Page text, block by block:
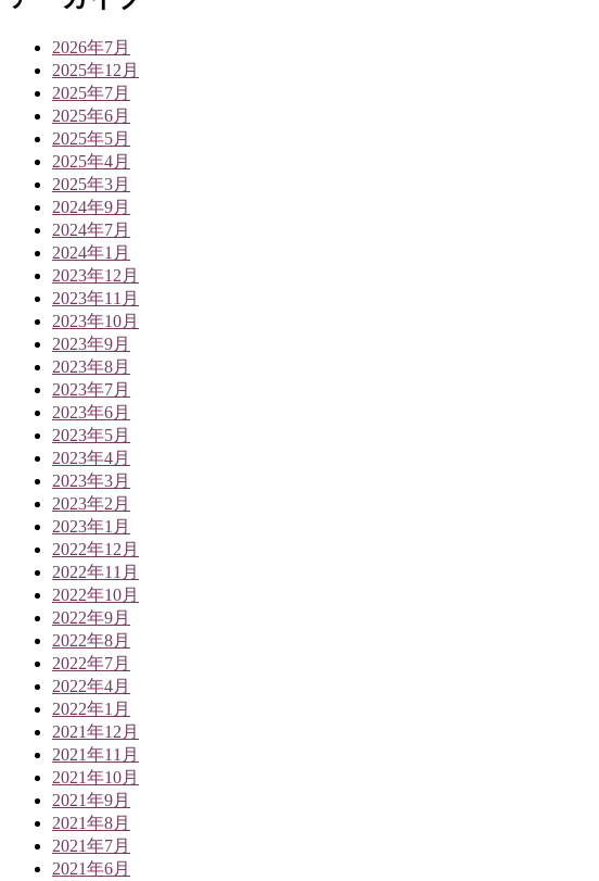
2026年7月
2025年12月
2025年7月
2025年6月
2025年5月
2025年4月
2025年3月
2024年9月
2024年7月
2024年1月
2023年12月
2023年11月
2023年10月
2023年9月
2023年8月
2023年7月
2023年6月
2023年5月
2023年4月
2023年3月
2023年2月
2023年1月
2022年12月
2022年11月
2022年10月
2022年9月
2022年8月
2022年7月
2022年4月
2022年1月
2021年12月
2021年11月
2021年10月
2021年9月
2021年8月
2021年7月
2021年6月